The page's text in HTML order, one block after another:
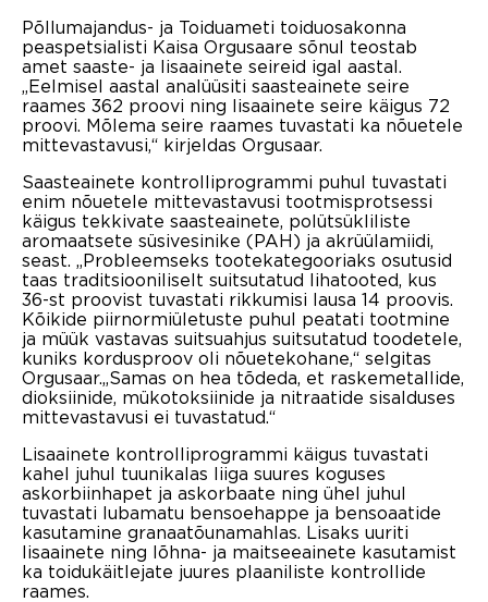
Põllumajandus- ja Toiduameti toiduosakonna
peaspetsialisti Kaisa Orgusaare sõnul teostab
amet saaste- ja lisaainete seireid igal aastal.
„Eelmisel aastal analüüsiti saasteainete seire
raames 362 proovi ning lisaainete seire käigus 72
proovi. Mõlema seire raames tuvastati ka nõuetele
mittevastavusi,“ kirjeldas Orgusaar.
Saasteainete kontrolliprogrammi puhul tuvastati
enim nõuetele mittevastavusi tootmisprotsessi
käigus tekkivate saasteainete, polütsükliliste
aromaatsete süsivesinike (PAH) ja akrüülamiidi,
seast. „Probleemseks tootekategooriaks osutusid
taas traditsiooniliselt suitsutatud lihatooted, kus
36-st proovist tuvastati rikkumisi lausa 14 proovis.
Kõikide piirnormiületuste puhul peatati tootmine
ja müük vastavas suitsuahjus suitsutatud toodetele,
kuniks kordusproov oli nõuetekohane,“ selgitas
Orgusaar.„Samas on hea tõdeda, et raskemetallide,
dioksiinide, mükotoksiinide ja nitraatide sisalduses
mittevastavusi ei tuvastatud.“
Lisaainete kontrolliprogrammi käigus tuvastati
kahel juhul tuunikalas liiga suures koguses
askorbiinhapet ja askorbaate ning ühel juhul
tuvastati lubamatu bensoehappe ja bensoaatide
kasutamine granaatõunamahlas. Lisaks uuriti
lisaainete ning lõhna- ja maitseeainete kasutamist
ka toidukäitlejate juures plaaniliste kontrollide
raames.